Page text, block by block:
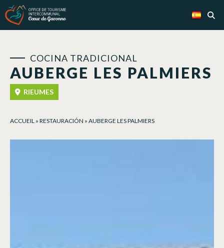
AUBERGE LES PALMIERS
COCINA TRADICIONAL
RIEUMES
ACCUEIL » RESTAURACIÓN » AUBERGE LES PALMIERS
Panel de gestión de cookies